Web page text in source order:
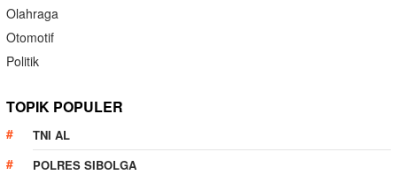
Olahraga
Otomotif
Politik
TOPIK POPULER
TNI AL
POLRES SIBOLGA